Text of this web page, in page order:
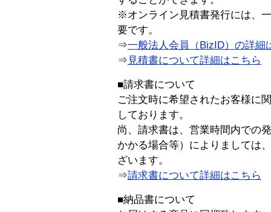
※オンライン見積書発行には、
要です。
⇒一般法人会員（BizID）の詳細
⇒ 見積書について詳細はこちら
■請求書について
ご注文時に希望されたお客様に
しております。
尚、請求書は、営業時間内での
かかる場合等）によりましては
ざいます。
⇒請求書について詳細はこちら
■納品書について